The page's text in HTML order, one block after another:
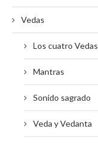
Vedas
Los cuatro Vedas
Mantras
Sonido sagrado
Veda y Vedanta